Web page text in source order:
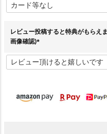
必
須
レビュー投稿すると特典がもらえ
画像確認)
必
須